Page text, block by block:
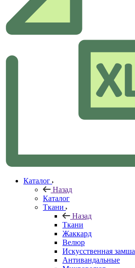
Каталог
Назад
Каталог
Ткани
Назад
Ткани
Жаккард
Велюр
Искусственная замша
Антивандальные